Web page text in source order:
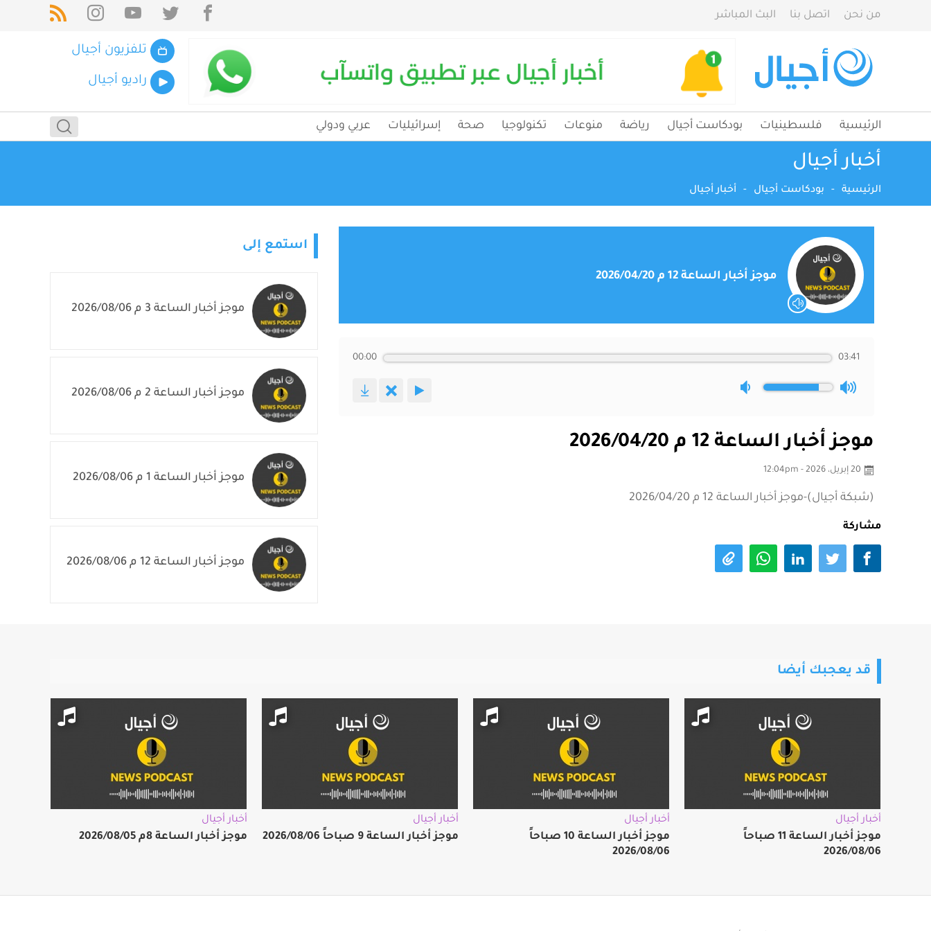
من نحن اتصل بنا البث المباشر
تلفزيون أجيال
راديو أجيال
الرئيسية فلسطينيات بودكاست أجيال رياضة منوعات تكنولوجيا صحة إسرائيليات عربي ودولي
أخبار أجيال
الرئيسية - بودكاست أجيال - أخبار أجيال
موجز أخبار الساعة 12 م 2026/04/20
00:00 03:41
موجز أخبار الساعة 12 م 2026/04/20
20 إبريل، 2026 - 12:04pm
(شبكة أجيال)-موجز أخبار الساعة 12 م 2026/04/20
مشاركة
استمع إلى
موجز أخبار الساعة 3 م 2026/08/06
موجز أخبار الساعة 2 م 2026/08/06
موجز أخبار الساعة 1 م 2026/08/06
موجز أخبار الساعة 12 م 2026/08/06
قد يعجبك أيضا
أخبار أجيال
موجز أخبار الساعة 11 صباحاً
2026/08/06
أخبار أجيال
موجز أخبار الساعة 10 صباحاً
2026/08/06
أخبار أجيال
موجز أخبار الساعة 9 صباحاً 2026/08/06
أخبار أجيال
موجز أخبار الساعة 8م 2026/08/05